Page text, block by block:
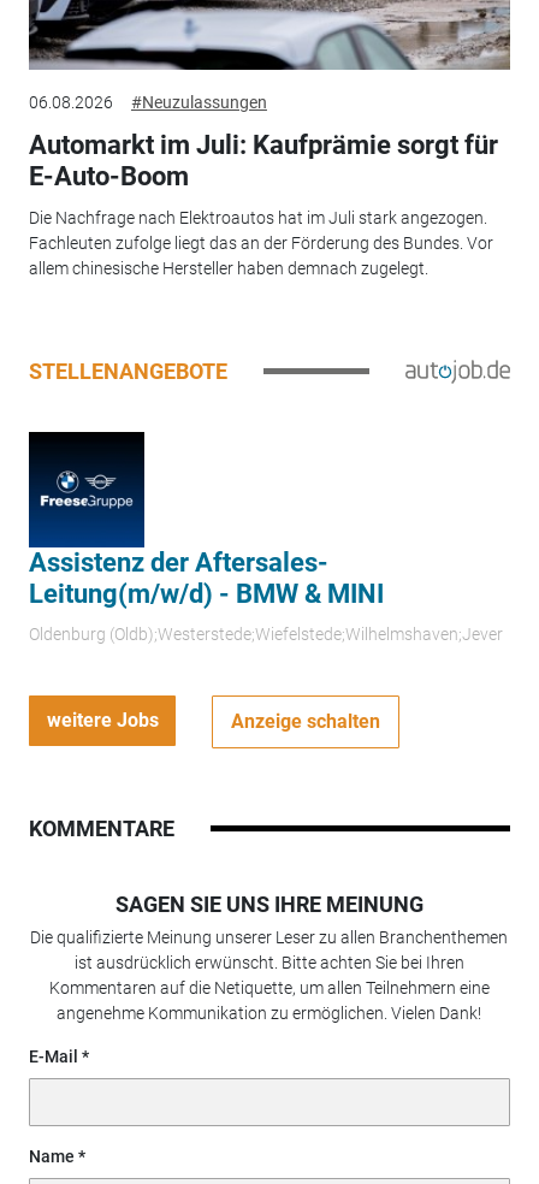
06.08.2026 #Neuzulassungen
Automarkt im Juli: Kaufprämie sorgt für
E-Auto-Boom
Die Nachfrage nach Elektroautos hat im Juli stark angezogen.
Fachleuten zufolge liegt das an der Förderung des Bundes. Vor
allem chinesische Hersteller haben demnach zugelegt.
STELLENANGEBOTE
Assistenz der Aftersales-
Leitung(m/w/d) - BMW & MINI
Oldenburg (Oldb);Westerstede;Wiefelstede;Wilhelmshaven;Jever
weitere Jobs Anzeige schalten
KOMMENTARE
SAGEN SIE UNS IHRE MEINUNG
Die qualifizierte Meinung unserer Leser zu allen Branchenthemen
ist ausdrücklich erwünscht. Bitte achten Sie bei Ihren
Kommentaren auf die Netiquette, um allen Teilnehmern eine
angenehme Kommunikation zu ermöglichen. Vielen Dank!
E-Mail
Name